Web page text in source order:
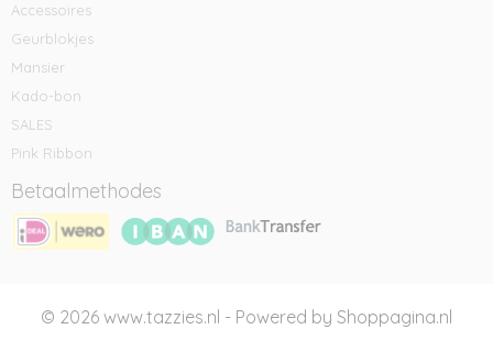
Accessoires
Geurblokjes
Mansier
Kado-bon
SALES
Pink Ribbon
Betaalmethodes
© 2026 www.tazzies.nl - Powered by Shoppagina.nl